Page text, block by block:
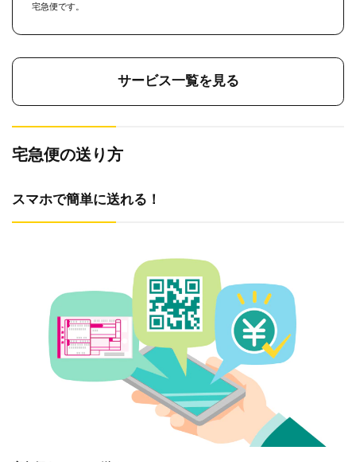
宅急便です。
サービス一覧を見る
宅急便の送り方
スマホで簡単に送れる！